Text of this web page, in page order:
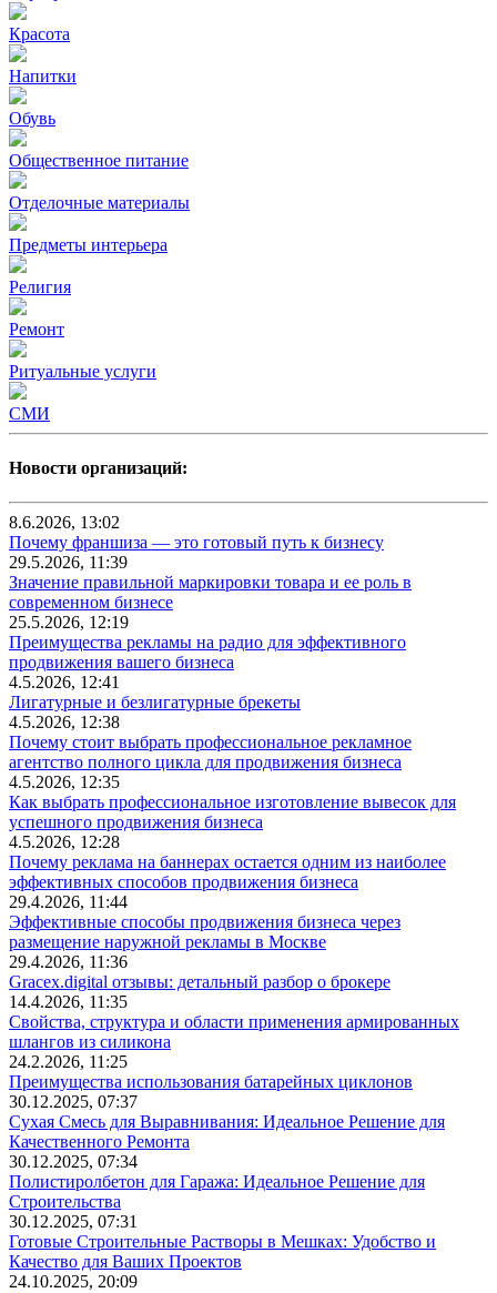
Красота
Напитки
Обувь
Общественное питание
Отделочные материалы
Предметы интерьера
Религия
Ремонт
Ритуальные услуги
СМИ
Новости организаций:
8.6.2026, 13:02
Почему франшиза — это готовый путь к бизнесу
29.5.2026, 11:39
Значение правильной маркировки товара и ее роль в
современном бизнесе
25.5.2026, 12:19
Преимущества рекламы на радио для эффективного
продвижения вашего бизнеса
4.5.2026, 12:41
Лигатурные и безлигатурные брекеты
4.5.2026, 12:38
Почему стоит выбрать профессиональное рекламное
агентство полного цикла для продвижения бизнеса
4.5.2026, 12:35
Как выбрать профессиональное изготовление вывесок для
успешного продвижения бизнеса
4.5.2026, 12:28
Почему реклама на баннерах остается одним из наиболее
эффективных способов продвижения бизнеса
29.4.2026, 11:44
Эффективные способы продвижения бизнеса через
размещение наружной рекламы в Москве
29.4.2026, 11:36
Gracex.digital отзывы: детальный разбор о брокере
14.4.2026, 11:35
Свойства, структура и области применения армированных
шлангов из силикона
24.2.2026, 11:25
Преимущества использования батарейных циклонов
30.12.2025, 07:37
Сухая Смесь для Выравнивания: Идеальное Решение для
Качественного Ремонта
30.12.2025, 07:34
Полистиролбетон для Гаража: Идеальное Решение для
Строительства
30.12.2025, 07:31
Готовые Строительные Растворы в Мешках: Удобство и
Качество для Ваших Проектов
24.10.2025, 20:09